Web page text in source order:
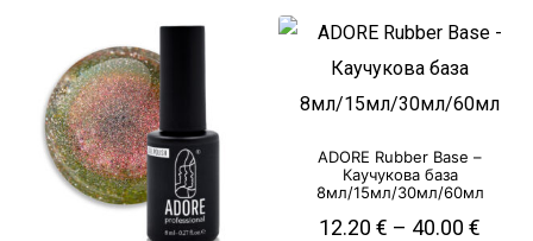
ADORE Rubber Base –
Каучукова база
8мл/15мл/30мл/60мл
12.20 € – 40.00 €